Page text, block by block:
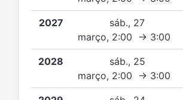
2027
sáb., 27
março, 2:00 → 3:00
2028
sáb., 25
março, 2:00 → 3:00